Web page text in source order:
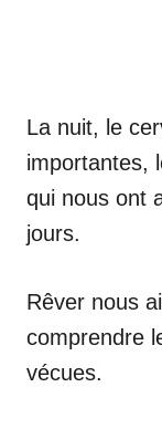
La nuit, le
importantes,
qui nous ont
jours.
Rêver nous
comprendre
vécues.